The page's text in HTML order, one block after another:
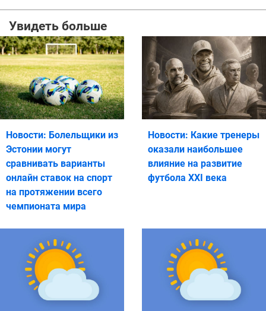
Увидеть больше
Новости: Болельщики из
Эстонии могут
сравнивать варианты
онлайн ставок на спорт
на протяжении всего
чемпионата мира
Новости: Какие тренеры
оказали наибольшее
влияние на развитие
футбола XXI века